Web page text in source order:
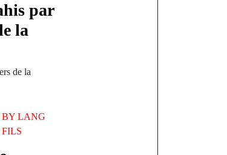
par
la
de la
BYLANG
FILS